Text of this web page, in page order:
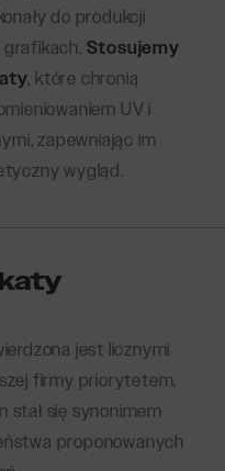
do produkcji
Stosujemy
, które chronią
UV i
zapewniając im
wygląd.
jest licznymi
firmy priorytetem.
stał się synonimem
proponowanych